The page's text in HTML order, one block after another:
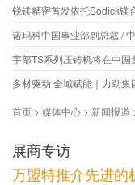
锐镁精密首发依托Sodick镁
诺玛科中国事业部副总裁 /
宇部TS系列压铸机将在中
多材驱动 全域赋能｜力劲
首页 > 媒体中心 > 新闻报道
展商专访
万盟特推介先进的